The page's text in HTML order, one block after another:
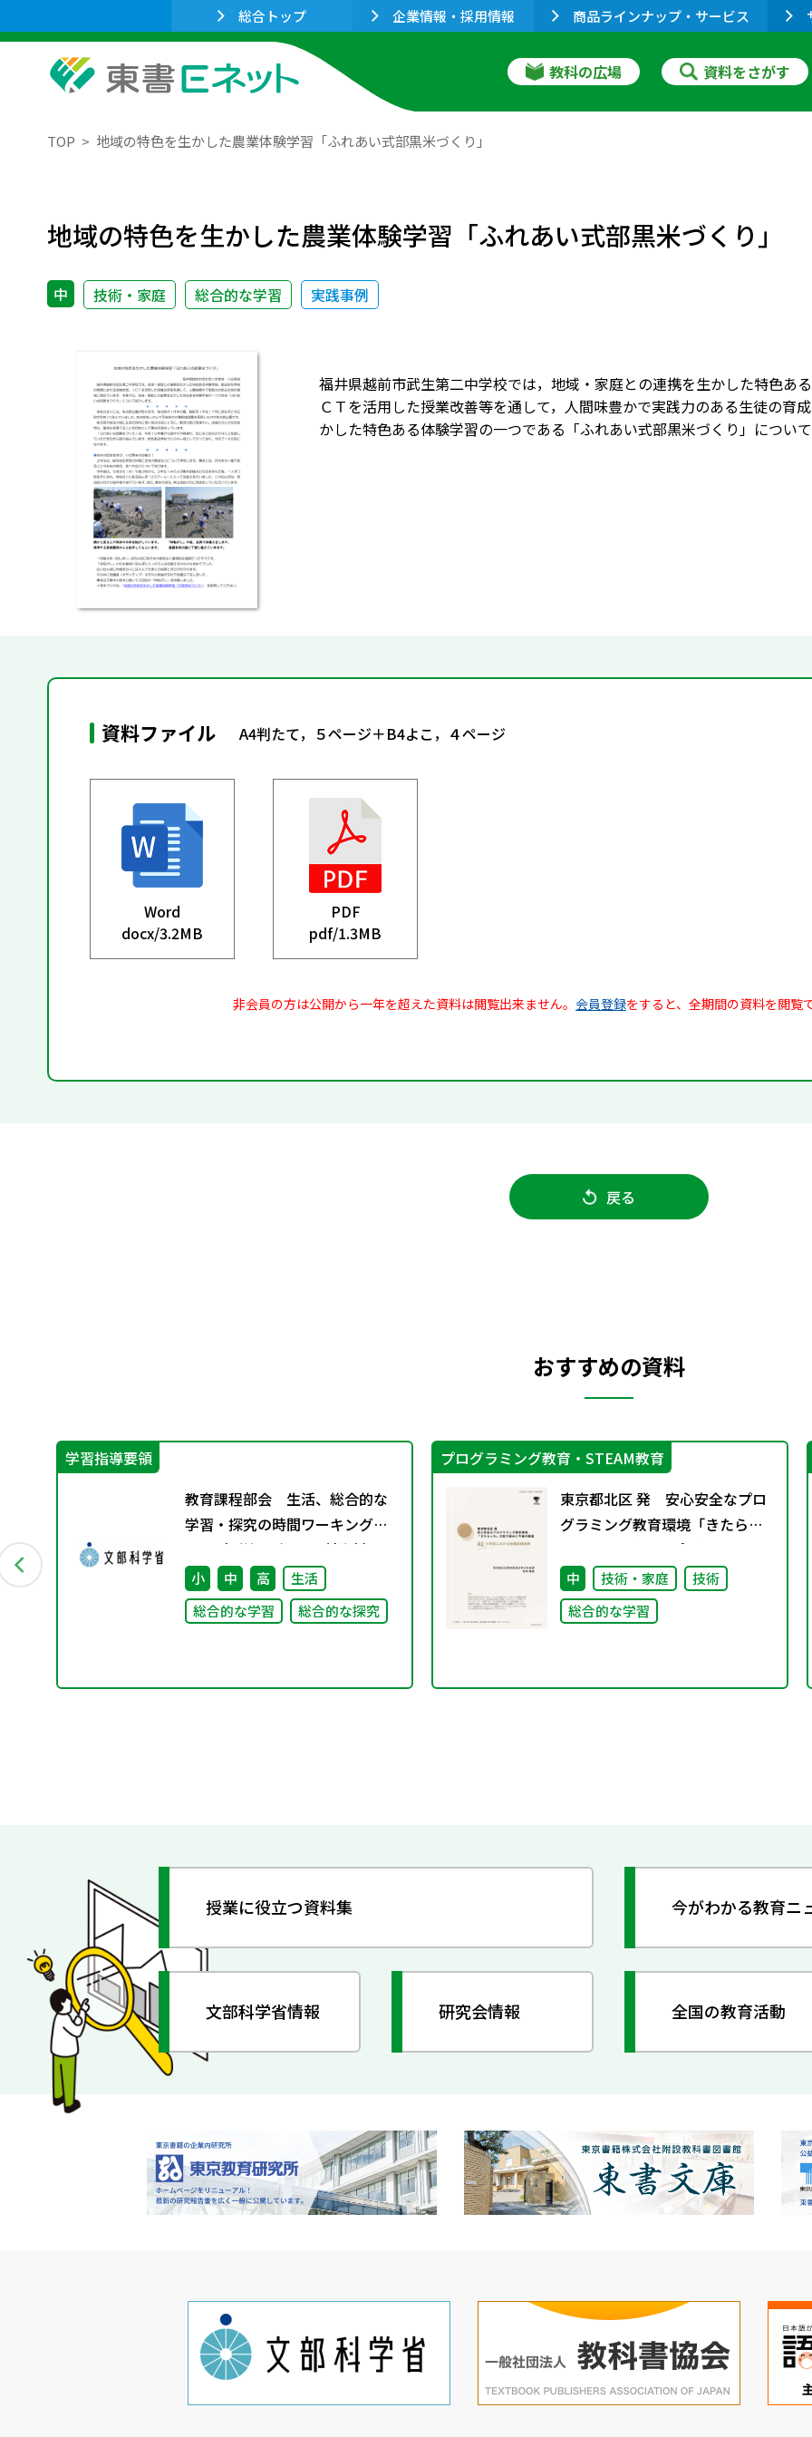
総合トップ 企業情報・採用情報 商品ラインナップ・サービス
教科の広場 資料をさがす
TOP 地域の特色を生かした農業体験学習「ふれあい式部黒米づくり」
地域の特色を生かした農業体験学習「ふれあい式部黒米づくり」
中 技術・家庭 総合的な学習 実践事例
福井県越前市武生第二中学校では，地域・家庭との連携を生かした特色あ
ＣＴを活用した授業改善等を通して，人間味豊かで実践力のある生徒の育
かした特色ある体験学習の一つである「ふれあい式部黒米づくり」について
資料ファイル A4判たて，５ページ＋B4よこ，４ページ
Word
docx/3.2MB
PDF
pdf/1.3MB
非会員の方は公開から一年を超えた資料は閲覧出来ません。 会員登録をすると、全期間の資料を閲覧
戻る
おすすめの資料
学習指導要領
教育課程部会 生活、総合的な
学習・探究の時間ワーキンググ
ループ（第5回） 配付資料
小 中 高
生活
総合的な学習
総合的な探究
プログラミング教育・STEAM教育
東京都北区 発 安心安全なプロ
グラミング教育環境「きたらっ
ち」の取り組みと今後の展
望 02 小学校における授業
実践事例
中 技術・家庭
技術
総合的な学習
授業に役立つ資料集 今がわかる教育ニ
文部科学省情報 研究会情報 全国の教育活動